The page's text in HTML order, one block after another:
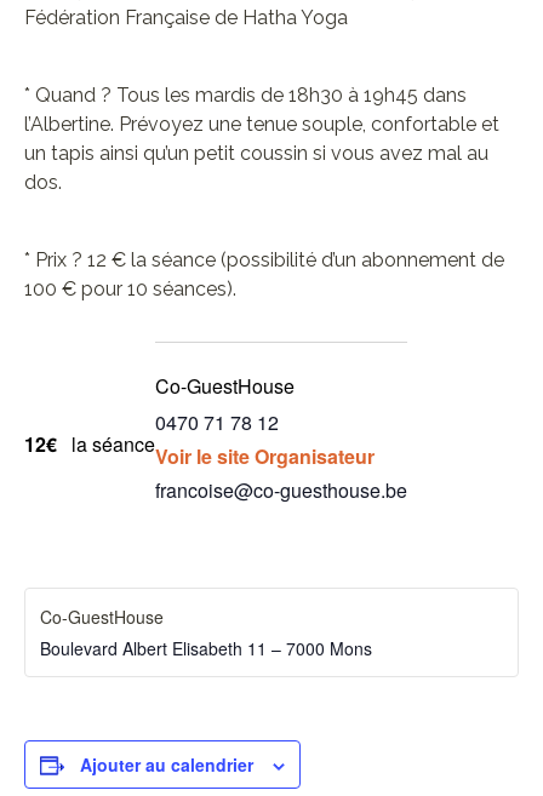
Fédération Française de Hatha Yoga
* Quand ? Tous les mardis de 18h30 à 19h45 dans
l’Albertine. Prévoyez une tenue souple, confortable et
un tapis ainsi qu’un petit coussin si vous avez mal au
dos.
* Prix ? 12 € la séance (possibilité d’un abonnement de
100 € pour 10 séances).
12€ la séance
Co-GuestHouse
0470 71 78 12
Voir le site Organisateur
francoise@co-guesthouse.be
Co-GuestHouse
Boulevard Albert Elisabeth 11 – 7000 Mons
Ajouter au calendrier